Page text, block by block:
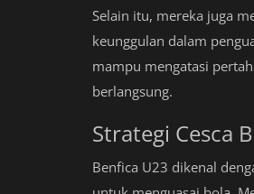
Selain itu, mereka juga
keunggulan dalam
mampu mengatasi
berlangsung.
Strategi Cesca
Benfica U23 dikenal